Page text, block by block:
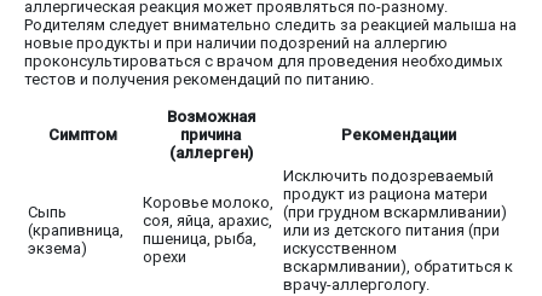
аллергическая реакция может проявляться по-разному.
Родителям следует внимательно следить за реакцией малыша на
новые продукты и при наличии подозрений на аллергию
проконсультироваться с врачом для проведения необходимых
тестов и получения рекомендаций по питанию.
Симптом
Возможная
причина
(аллерген)
Рекомендации
Сыпь
(крапивница,
экзема)
Коровье молоко,
соя, яйца, арахис,
пшеница, рыба,
орехи
Исключить подозреваемый
продукт из рациона матери
(при грудном вскармливании)
или из детского питания (при
искусственном
вскармливании), обратиться к
врачу-аллергологу.